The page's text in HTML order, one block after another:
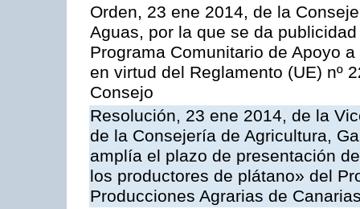
Orden, 23 ene 2014, de la
Aguas, por la que se da
Programa Comunitario de Apoyo
en virtud del Reglamento (UE) nº
Consejo
Resolución, 23 ene 2014, de la
de la Consejería de Agricultura,
amplía el plazo de presentación
los productores de plátano» del
Producciones Agrarias de